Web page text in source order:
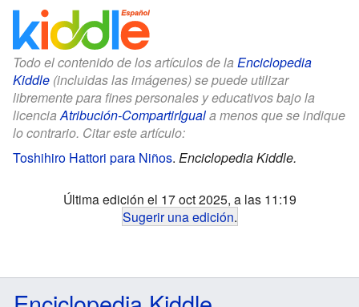
Todo el contenido de los artículos de la Enciclopedia
Kiddle (incluidas las imágenes) se puede utilizar
libremente para fines personales y educativos bajo la
licencia Atribución-CompartirIguala menos que se indique
lo contrario. Citar este artículo:
Toshihiro Hattori para Niños. Enciclopedia Kiddle.
Última edición el 17 oct 2025, a las 11:19
Sugerir una edición.